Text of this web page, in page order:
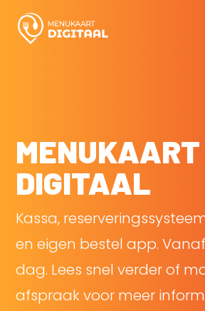
MENUKAART
DIGITAAL
Kassa,
en eigen bestel app.
dag. Lees snel verder of
afspraak voor meer